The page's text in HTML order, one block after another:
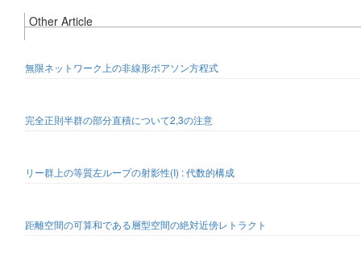
Other Article
無限ネットワーク上の非線形ポアソン方程式
完全正則半群の部分直積について2,3の注意
リー群上の等質左ループの射影性(I) : 代数的構成
距離空間の可算和である層型空間の絶対近傍レトラクト